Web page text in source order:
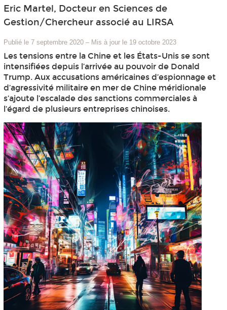
Eric Martel, Docteur en Sciences de
Gestion/Chercheur associé au LIRSA
Publié le 7 septembre 2020 – Mis à jour le 19 octobre 2023
Les tensions entre la Chine et les États-Unis se sont
intensifiées depuis l’arrivée au pouvoir de Donald
Trump. Aux accusations américaines d’espionnage et
d’agressivité militaire en mer de Chine méridionale
s’ajoute l’escalade des sanctions commerciales à
l’égard de plusieurs entreprises chinoises.